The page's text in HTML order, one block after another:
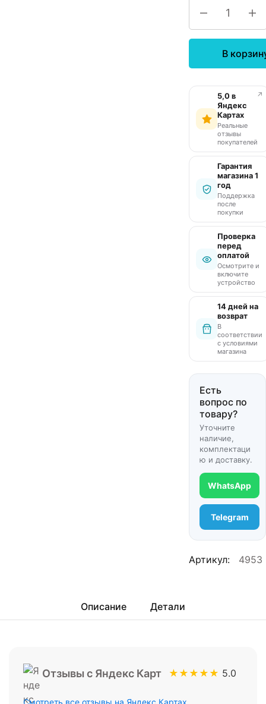
В
5,0 в
Яндекс
Картах
Реальные
отзывы
покупателей
↗
Гарантия
магазина 1
год
Поддержка
после
покупки
Проверка
перед
оплатой
Осмотрите и
включите
устройство
14 дней на
возврат
В
соответствии
с условиями
магазина
Есть
вопрос по
товару?
Уточните
наличие,
комплектаци
ю и доставку.
WhatsApp
Telegram
Артикул: 4953
Описание Детали
Отзывы с Яндекс Карт ★★★★★ 5.0
Смотреть все отзывы на Яндекс.Картах